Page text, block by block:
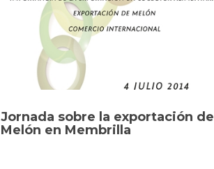
Jornada sobre la exportación de
Melón en Membrilla